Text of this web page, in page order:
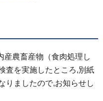
産農畜産物（食肉処理し
査を実施したところ,別紙
りましたので,お知らせし